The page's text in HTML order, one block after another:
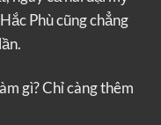
Phù cũng chẳng
gì? Chỉ càng thêm